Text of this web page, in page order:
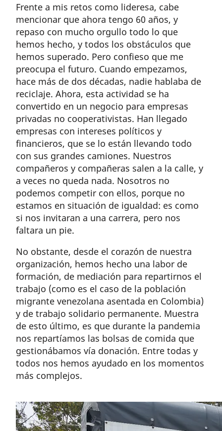
Frente a mis retos como lideresa, cabe
mencionar que ahora tengo 60 años, y
repaso con mucho orgullo todo lo que
hemos hecho, y todos los obstáculos que
hemos superado. Pero confieso que me
preocupa el futuro. Cuando empezamos,
hace más de dos décadas, nadie hablaba de
reciclaje. Ahora, esta actividad se ha
convertido en un negocio para empresas
privadas no cooperativistas. Han llegado
empresas con intereses políticos y
financieros, que se lo están llevando todo
con sus grandes camiones. Nuestros
compañeros y compañeras salen a la calle, y
a veces no queda nada. Nosotros no
podemos competir con ellos, porque no
estamos en situación de igualdad: es como
si nos invitaran a una carrera, pero nos
faltara un pie.
No obstante, desde el corazón de nuestra
organización, hemos hecho una labor de
formación, de mediación para repartirnos el
trabajo (como es el caso de la población
migrante venezolana asentada en Colombia)
y de trabajo solidario permanente. Muestra
de esto último, es que durante la pandemia
nos repartíamos las bolsas de comida que
gestionábamos vía donación. Entre todas y
todos nos hemos ayudado en los momentos
más complejos.